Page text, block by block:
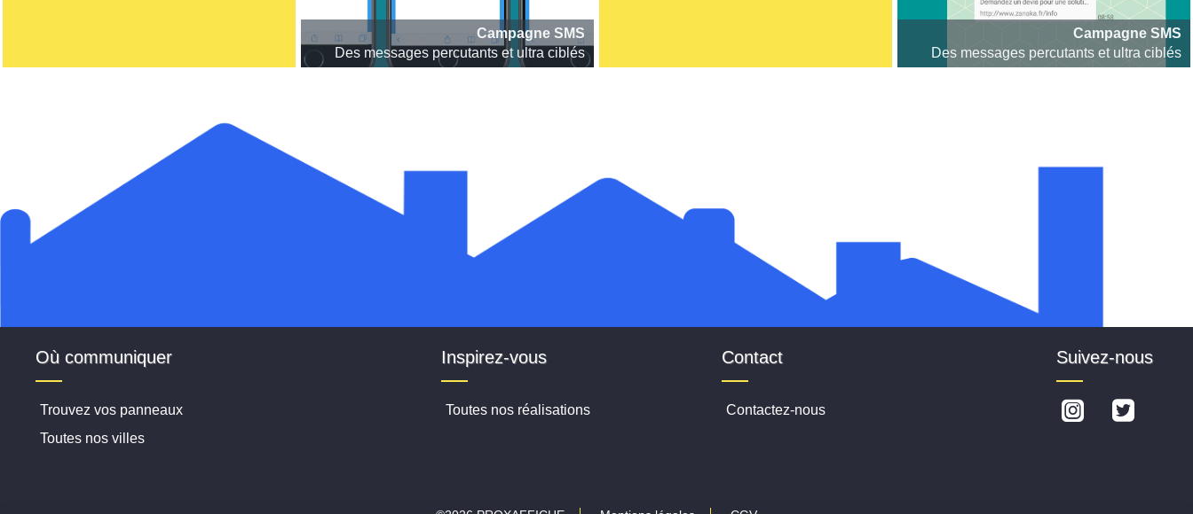
Campagne SMS
Des messages percutants et ultra ciblés
Campagne SMS
Des messages percutants et ultra ciblés
Où communiquer
Trouvez vos panneaux
Toutes nos villes
Inspirez-vous
Toutes nos réalisations
Contact
Contactez-nous
Suivez-nous